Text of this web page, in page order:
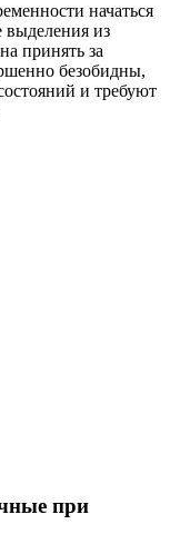
начаться
из
принять за
безобидны,
и требуют
при